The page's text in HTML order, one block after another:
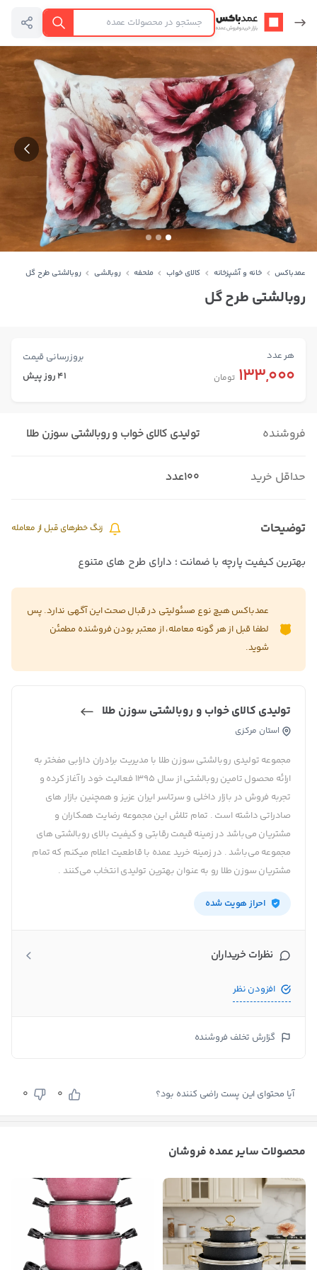
عمدباکس — بازگشت به صفحه اصلی
جستجو
عمدباکس خانه و آشپزخانه کالای خواب ملحفه روبالشی روبالشتی طرح گل
روبالشتی طرح گل
هر عدد بروزرسانی قیمت
133,000 تومان 41 روز پیش
فروشنده تولیدی کالای خواب و روبالشتی سوزن طلا
حداقل خرید 100عدد
توضیحات زنگ خطرهای قبل از معامله
بهترین کیفیت پارچه با ضمانت ؛ دارای طرح های متنوع
عمدباکس هیچ نوع مسئولیتی در قبال صحت این آگهی ندارد. پس
لطفا قبل از هر گونه معامله، از معتبر بودن فروشنده مطمئن
شوید.
تولیدی کالای خواب و روبالشتی سوزن طلا
استان مرکزی
مجموعه تولیدی روبالشتی سوزن طلا با مدیریت برادران دارابی مفختر به
ارائه محصول تامین روبالشتی از سال 1395 فعالیت خود را آغاز کرده و
تجربه فروش در بازار داخلی و سرتاسر ایران عزیز و همچنین بازار های
صادراتی داشته است . تمام تلاش این مجموعه رضایت همکاران و
مشتریان می‌باشد در زمینه قیمت رقابتی و کیفیت بالای روبالشتی های
مجموعه می‌باشد . در زمینه خرید عمده با قاطعیت اعلام میکنم که تمام
مشتریان سوزن طلا رو به عنوان بهترین تولیدی انتخاب می‌کنند .
احراز هویت شده
نظرات خریداران
افزودن نظر
گزارش تخلف فروشنده
آیا محتوای این پست راضی کننده بود؟ 0
0
محصولات سایر عمده فروشان